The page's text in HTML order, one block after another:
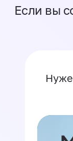
Если вы